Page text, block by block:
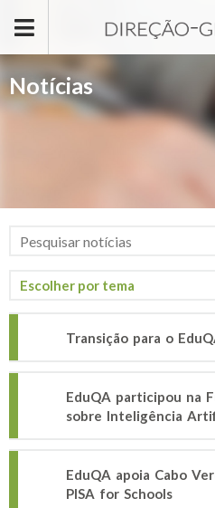
Notícias
Transição para o
EduQA participou na
sobre Inteligência
EduQA apoia Cabo
PISA for Schools